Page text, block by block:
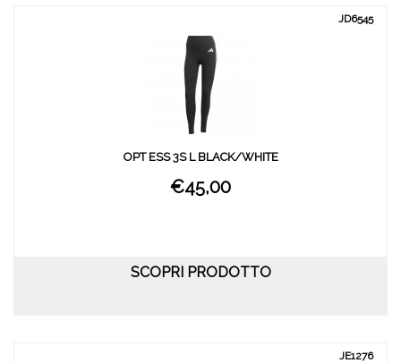
JD6545
OPT ESS 3S L BLACK/WHITE
€45,00
SCOPRI PRODOTTO
JE1276